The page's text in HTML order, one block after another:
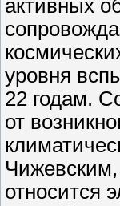
активных
уровня
22 годам.
от
Чижевским,
относится